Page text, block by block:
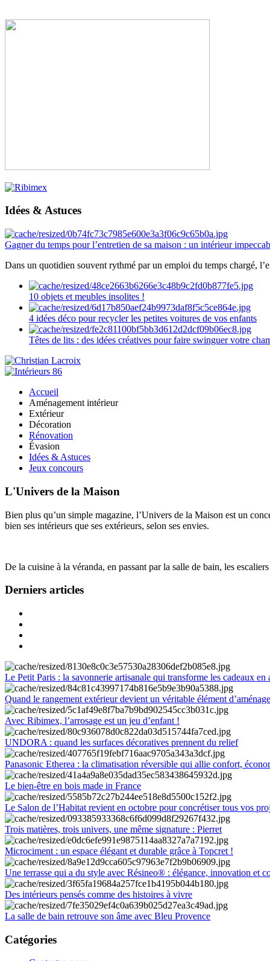
Idées & Astuces
Gagner du temps pour l’entretien de sa maison : un intérieur
Dans un quotidien souvent rythmé par un emploi du temps chargé,
10 objets et meubles insolites !
4 idées déco pour recycler les petites voitures de vos enfants
Têtes de lits : des idées créatives pour faire swinguer votre
Accueil
Aménagement intérieur
Extérieur
Décoration
Rénovation
Évasion
Idées & Astuces
Jeux concours
L'Univers de la Maison
Bien plus qu’un simple magazine, l’Univers de la Maison est un
bien ses intérieurs que ses extérieurs, selon ses envies.
De la cuisine à la véranda, en passant par la salle de bain, les
Derniers articles
Le Petit Paris : la savonnerie artisanale qui transforme les cadeaux en
Quand le rangement extérieur devient un véritable élément
Avec Ribimex, l’arrosage est un jeu d’enfant !
UNDORA : quand les surfaces décoratives prennent du relief
Panasonic Etherea : la climatisation réversible qui allie confort,
Le bien-être en bois made in France
Le Salon de l’Habitat revient en octobre pour concrétiser tous vos
Trois matières, trois univers, une même signature : Pierret
Microciment : un espace élégant et durable grâce à Topcret !
Une terrasse qui a du style avec Résineo® : élégance, innovation et
Des intérieurs pensés comme des histoires à vivre
La salle de bain retrouve son âme avec Bleu Provence
Catégories